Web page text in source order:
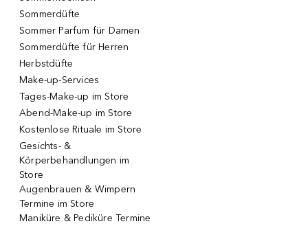
Sommerdüfte
Sommer Parfum für Damen
Sommerdüfte für Herren
Herbstdüfte
Make-up-Services
Tages-Make-up im Store
Abend-Make-up im Store
Kostenlose Rituale im Store
Gesichts- &
Körperbehandlungen im
Store
Augenbrauen & Wimpern
Termine im Store
Maniküre & Pediküre Termine